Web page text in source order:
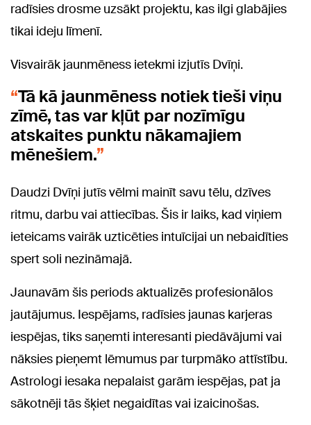
radīsies drosme uzsākt projektu, kas ilgi glabājies
tikai ideju līmenī.
Visvairāk jaunmēness ietekmi izjutīs Dvīņi.
Tā kā jaunmēness notiek tieši viņu
zīmē, tas var kļūt par nozīmīgu
atskaites punktu nākamajiem
mēnešiem.
Daudzi Dvīņi jutīs vēlmi mainīt savu tēlu, dzīves
ritmu, darbu vai attiecības. Šis ir laiks, kad viņiem
ieteicams vairāk uzticēties intuīcijai un nebaidīties
spert soli nezināmajā.
Jaunavām šis periods aktualizēs profesionālos
jautājumus. Iespējams, radīsies jaunas karjeras
iespējas, tiks saņemti interesanti piedāvājumi vai
nāksies pieņemt lēmumus par turpmāko attīstību.
Astrologi iesaka nepalaist garām iespējas, pat ja
sākotnēji tās šķiet negaidītas vai izaicinošas.